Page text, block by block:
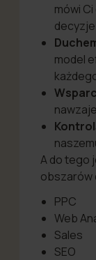
mówi
model
A do tego
obszarów
PPC
Web
Sales
SEO